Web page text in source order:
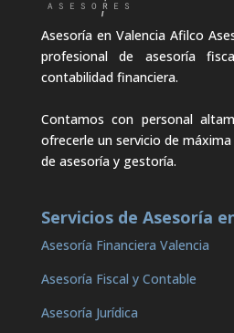
Asesoría en Valencia Afilco
profesional de asesoría
contabilidad financiera.
Contamos con personal
ofrecerle un servicio de
de asesoría y gestoría.
Servicios de Asesoría
Asesoría Financiera Valencia
Asesoría Fiscal y Contable
Asesoría Jurídica